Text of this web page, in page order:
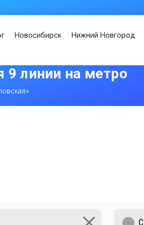
Новосибирск Нижний Новгород
9 линии на метро